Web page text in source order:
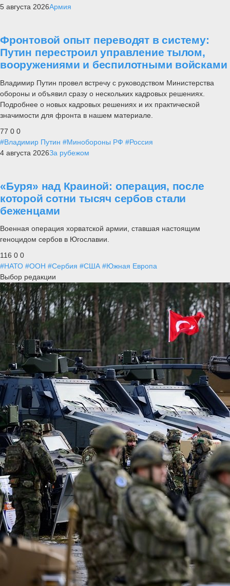
5 августа 2026Армия
Фронтовой опыт переводят в систему:
Путин перестроил управление тылом,
вооружениями и беспилотными войсками
Владимир Путин провел встречу с руководством Министерства
обороны и объявил сразу о нескольких кадровых решениях.
Подробнее о новых кадровых решениях и их практической
значимости для фронта в нашем материале.
77 0 0
#Владимир Путин #Минобороны РФ #Россия
4 августа 2026За рубежом
«Буря» над Краиной: операция, после
которой сотни тысяч сербов стали
беженцами
Военная операция хорватской армии, ставшая настоящим
геноцидом сербов в Югославии.
116 0 0
#НАТО #ООН #Сербия #США #Южная Европа
Выбор редакции